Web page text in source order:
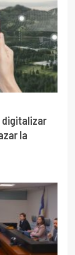
digitalizar
la